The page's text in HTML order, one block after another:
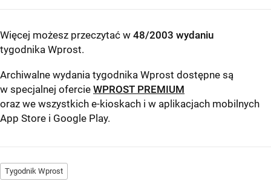
Więcej możesz przeczytać w 48/2003 wydaniu
tygodnika Wprost.
Archiwalne wydania tygodnika Wprost dostępne są
w specjalnej ofercie WPROST PREMIUM
oraz we wszystkich e-kioskach i w aplikacjach mobilnych
App Store i Google Play.
Tygodnik Wprost